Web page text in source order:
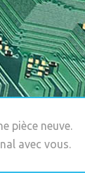
pièce neuve.
avec vous.